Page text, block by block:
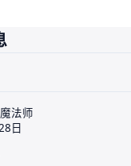
法师
日